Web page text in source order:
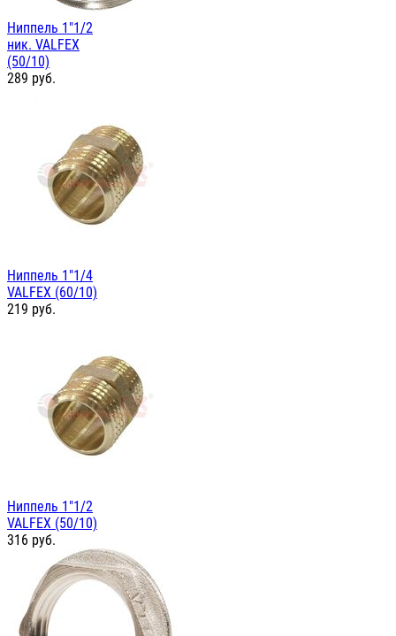
Ниппель 1"1/2
ник. VALFEX
(50/10)
289 руб.
Ниппель 1"1/4
VALFEX (60/10)
219 руб.
Ниппель 1"1/2
VALFEX (50/10)
316 руб.